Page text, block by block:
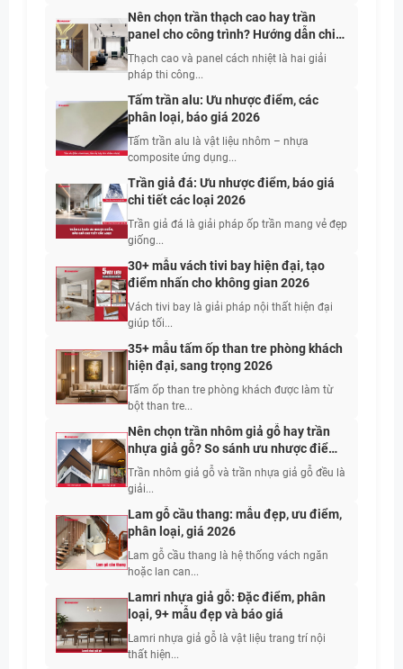
Nên chọn trần thạch cao hay trần
panel cho công trình? Hướng dẫn chi
tiết
Thạch cao và panel cách nhiệt là hai giải
pháp thi công...
Tấm trần alu: Ưu nhược điểm, các
phân loại, báo giá 2026
Tấm trần alu là vật liệu nhôm – nhựa
composite ứng dụng...
Trần giả đá: Ưu nhược điểm, báo giá
chi tiết các loại 2026
Trần giả đá là giải pháp ốp trần mang vẻ đẹp
giống...
30+ mẫu vách tivi bay hiện đại, tạo
điểm nhấn cho không gian 2026
Vách tivi bay là giải pháp nội thất hiện đại
giúp tối...
35+ mẫu tấm ốp than tre phòng khách
hiện đại, sang trọng 2026
Tấm ốp than tre phòng khách được làm từ
bột than tre...
Nên chọn trần nhôm giả gỗ hay trần
nhựa giả gỗ? So sánh ưu nhược điểm
thực tế
Trần nhôm giả gỗ và trần nhựa giả gỗ đều là
giải...
Lam gỗ cầu thang: mẫu đẹp, ưu điểm,
phân loại, giá 2026
Lam gỗ cầu thang là hệ thống vách ngăn
hoặc lan can...
Lamri nhựa giả gỗ: Đặc điểm, phân
loại, 9+ mẫu đẹp và báo giá
Lamri nhựa giả gỗ là vật liệu trang trí nội
thất hiện...